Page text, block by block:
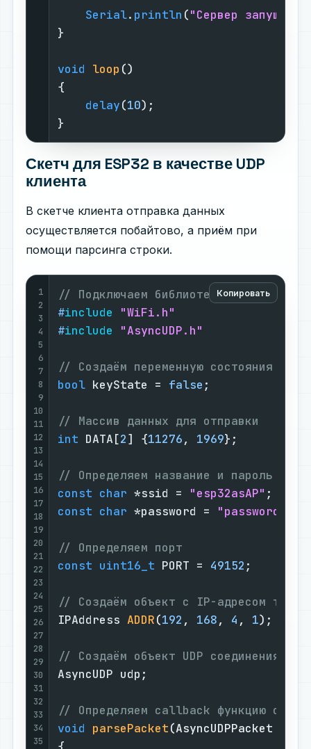
Serial. println ("Сервер запущен."
}
void loop ()
{
delay(10);
}
Скетч для ESP32 в качестве UDP
клиента
В скетче клиента отправка данных
осуществляется побайтово, а приём при
помощи парсинга строки.
Копировать
1
2
3
4
5
6
7
8
9
10
11
12
13
14
15
16
17
18
19
20
21
22
23
24
25
26
27
28
29
30
31
32
33
34
35
// Подключаем библиотеки
#include
"WiFi.h"
#include "AsyncUDP.h"
// Создаём переменную состояния
bool keyState = false ;
// Массив данных для отправки
int DATA[2] {11276, 1969};
// Определяем название и пароль
const char *ssid = "esp32asAP"
const char *password =
// Определяем порт
const uint16_t PORT = 49152 ;
// Создаём объект с IP-адресом точки
IPAddress ADDR(192 , 168, 4 , 1) ;
// Создаём объект UDP соединения
AsyncUDP udp;
// Определяем callback функцию
void parsePacket(AsyncUDPPacket